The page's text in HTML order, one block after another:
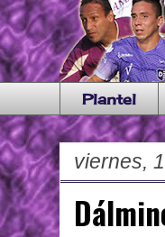
Plantel
viernes,